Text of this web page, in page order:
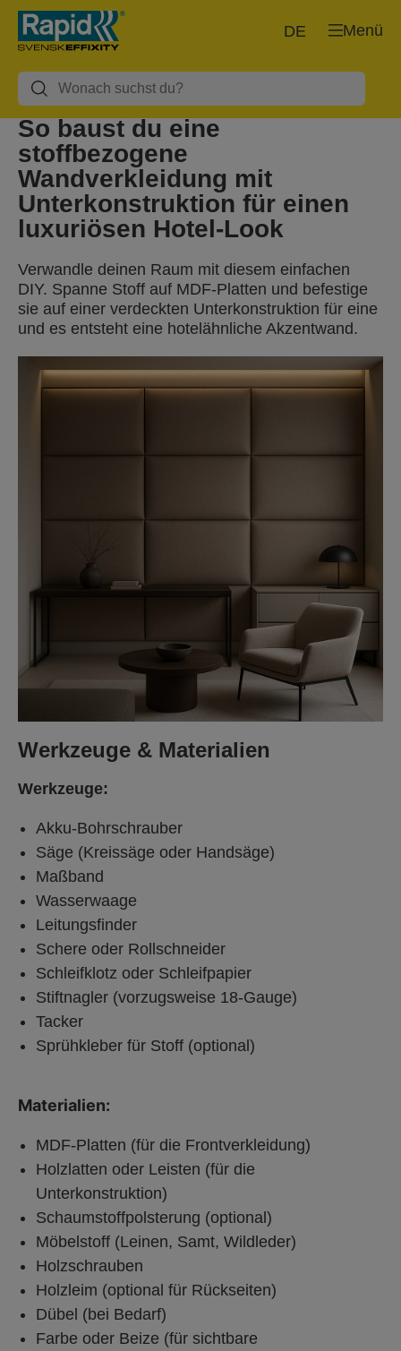
Menü
DE
So baust du eine
stoffbezogene
Wandverkleidung mit
Unterkonstruktion für einen
luxuriösen Hotel-Look
Verwandle deinen Raum mit diesem einfachen
DIY. Spanne Stoff auf MDF-Platten und befestige
sie auf einer verdeckten Unterkonstruktion für eine
und es entsteht eine hotelähnliche Akzentwand.
Werkzeuge & Materialien
Werkzeuge:
Akku-Bohrschrauber
Säge (Kreissäge oder Handsäge)
Maßband
Wasserwaage
Leitungsfinder
Schere oder Rollschneider
Schleifklotz oder Schleifpapier
Stiftnagler (vorzugsweise 18-Gauge)
Tacker
Sprühkleber für Stoff (optional)
Materialien:
MDF-Platten (für die Frontverkleidung)
Holzlatten oder Leisten (für die
Unterkonstruktion)
Schaumstoffpolsterung (optional)
Möbelstoff (Leinen, Samt, Wildleder)
Holzschrauben
Holzleim (optional für Rückseiten)
Dübel (bei Bedarf)
Farbe oder Beize (für sichtbare